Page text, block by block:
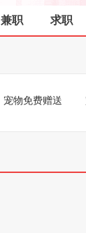
兼职 求职
宠物免费赠送